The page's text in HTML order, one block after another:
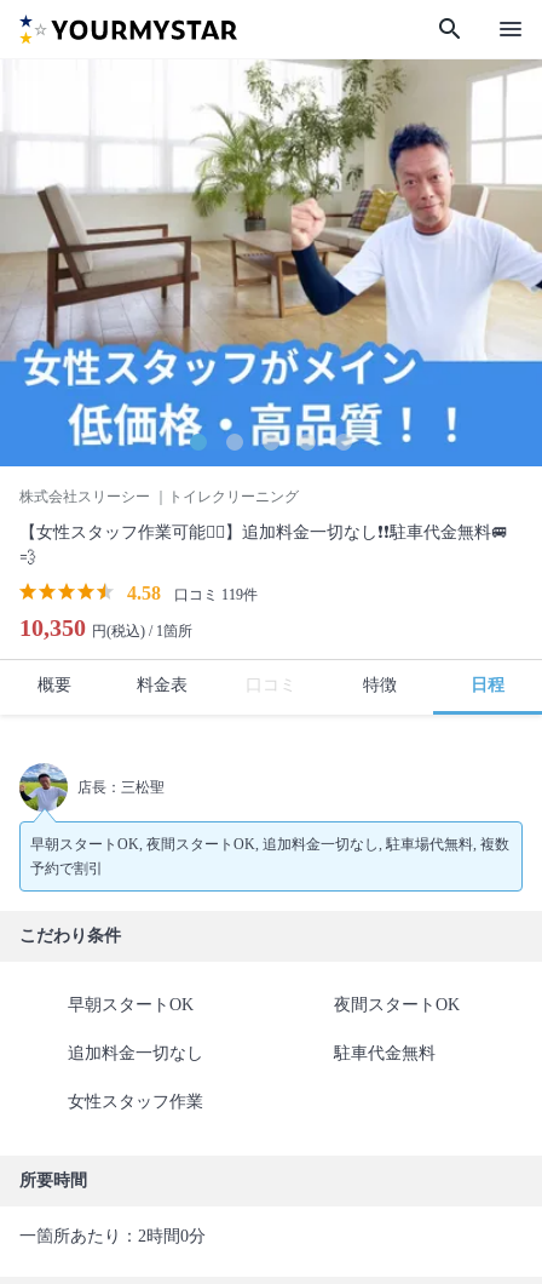
search menu
株式会社スリーシー ｜トイレクリーニング
【女性スタッフ作業可能🙆‍♀️】追加料金一切なし❗️❗️駐車代金無料🚐
💨
4.58 口コミ 119件
10,350 円(税込) / 1箇所
概要 料金表 口コミ 特徴 日程
店長：三松聖
早朝スタートOK, 夜間スタートOK, 追加料金一切なし, 駐車場代無料, 複数
予約で割引
こだわり条件
早朝スタートOK 夜間スタートOK
追加料金一切なし 駐車代金無料
女性スタッフ作業
所要時間
一箇所あたり：2時間0分